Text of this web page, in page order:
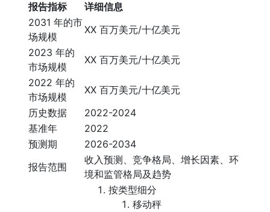
报告指标
详细信息
2031 年的市
场规模
XX 百万美元/十亿美元
2023 年的
市场规模
XX 百万美元/十亿美元
2022 年的
市场规模
XX 百万美元/十亿美元
历史数据
2022-2024
基准年
2022
预测期
2026-2034
报告范围
收入预测、竞争格局、增长因素、环
境和监管格局及趋势
按类型细分
移动秤